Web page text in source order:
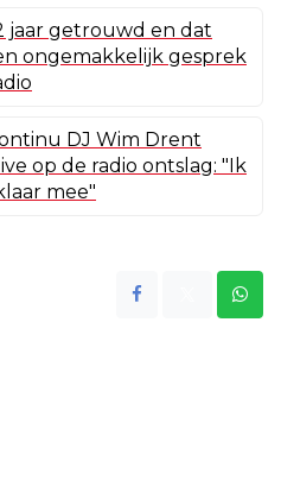
jaar getrouwd en dat
ongemakkelijk gesprek
DJ Wim Drent
op de radio ontslag: "Ik
mee"